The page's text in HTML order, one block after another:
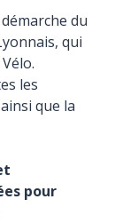
du
qui
les
que la
pour